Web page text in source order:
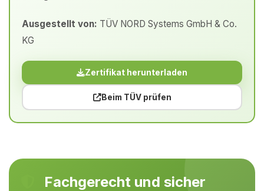
Ausgestellt von: TÜV NORD Systems GmbH & Co.
KG
Zertifikat herunterladen
Beim TÜV prüfen
Fachgerecht und sicher